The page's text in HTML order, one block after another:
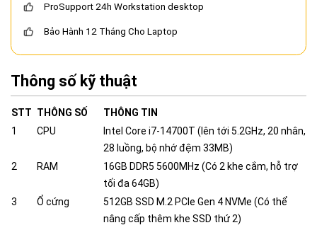
ProSupport 24h Workstation desktop
Bảo Hành 12 Tháng Cho Laptop
Thông số kỹ thuật
STT THÔNG SỐ
THÔNG TIN
1
CPU
Intel Core i7-14700T (lên tới 5.2GHz, 20 nhân,
28 luồng, bộ nhớ đệm 33MB)
2
RAM
16GB DDR5 5600MHz (Có 2 khe cắm, hỗ trợ
tối đa 64GB)
3
Ổ cứng
512GB SSD M.2 PCIe Gen 4 NVMe (Có thể
nâng cấp thêm khe SSD thứ 2)